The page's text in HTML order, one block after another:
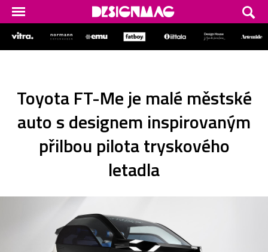
Toyota FT-Me je malé městské
auto s designem inspirovaným
přilbou pilota tryskového
letadla